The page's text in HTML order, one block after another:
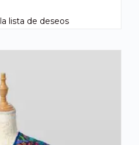
lista de deseos